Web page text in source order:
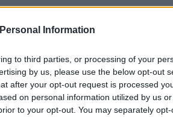
Information
to third parties, or processing of your
by us, please use the below opt-out
after your opt-out request is processed
on personal information utilized by us
to your opt-out. You may separately